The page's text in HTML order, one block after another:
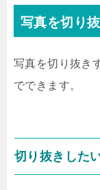
写真を切り
写真を切り抜き
でできます。
切り抜きした